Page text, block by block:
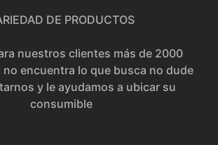
DE PRODUCTOS
nuestros clientes más de 2000
encuentra lo que busca no dude
y le ayudamos a ubicar su
consumible